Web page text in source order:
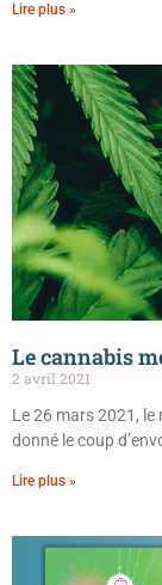
Lire plus »
Le cannabis
2 avril 2021
Le 26 mars 2021, le
donné le coup
Lire plus »